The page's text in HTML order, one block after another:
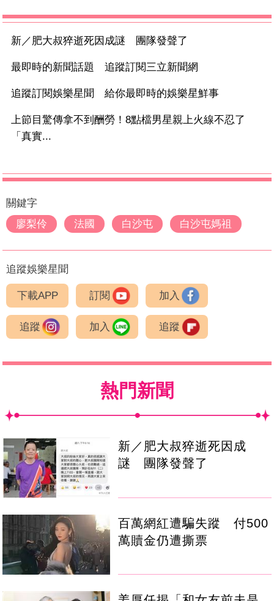
新／肥大叔猝逝死因成謎 團隊發聲了
最即時的新聞話題 追蹤訂閱三立新聞網
追蹤訂閱娛樂星聞 給你最即時的娛樂星鮮事
上節目驚傳拿不到酬勞！8點檔男星親上火線不忍了
「真實...
關鍵字
廖梨伶
法國 白沙屯 白沙屯媽祖
追蹤娛樂星聞
下載APP 訂閱 加入
追蹤 加入 追蹤
熱門新聞
新／肥大叔猝逝死因成
謎 團隊發聲了
百萬網紅遭騙失蹤 付500
萬贖金仍遭撕票